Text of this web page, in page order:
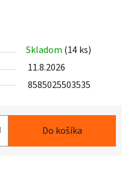
Skladom (14 ks)
11.8.2026
8585025503535
Do košíka